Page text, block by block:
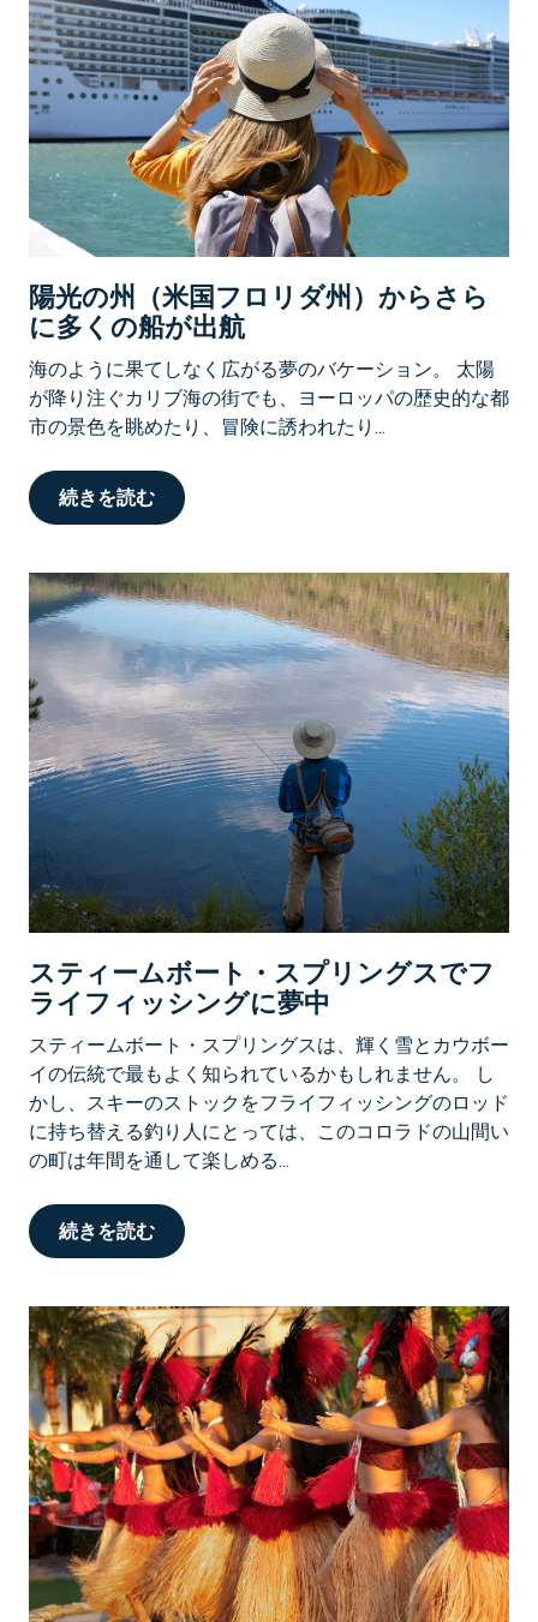
陽光の州（米国フロリダ州）からさら
に多くの船が出航
海のように果てしなく広がる夢のバケーション。 太陽
が降り注ぐカリブ海の街でも、ヨーロッパの歴史的な都
市の景色を眺めたり、冒険に誘われたり...
続きを読む
スティームボート・スプリングスでフ
ライフィッシングに夢中
スティームボート・スプリングスは、輝く雪とカウボー
イの伝統で最もよく知られているかもしれません。 し
かし、スキーのストックをフライフィッシングのロッド
に持ち替える釣り人にとっては、このコロラドの山間い
の町は年間を通して楽しめる...
続きを読む